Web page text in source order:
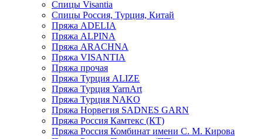
Спицы Visantia
Спицы Россия, Турция, Китай
Пряжа ADELIA
Пряжа ALPINA
Пряжа ARACHNA
Пряжа VISANTIA
Пряжа прочая
Пряжа Турция ALIZE
Пряжа Турция YarnArt
Пряжа Турция NAKO
Пряжа Норвегия SADNES GARN
Пряжа Россия Камтекс (КТ)
Пряжа Россия Комбинат имени С. М. Кирова